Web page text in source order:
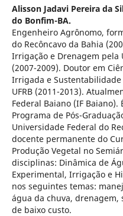
Alisson Jadavi Pereira da
do Bonfim-BA.
Engenheiro Agrônomo,
do Recôncavo da Bahia
Irrigação e Drenagem pela
(2007-2009). Doutor em
Irrigada e
UFRB (2011-2013).
Federal Baiano (IF
Programa de Pós-
Universidade Federal do
docente permanente do
Produção Vegetal no
disciplinas: Dinâmica de
Experimental, Irrigação e
nos seguintes temas:
água da chuva, drenagem,
de baixo custo.